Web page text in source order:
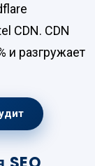
CDN. CDN
и разгружает